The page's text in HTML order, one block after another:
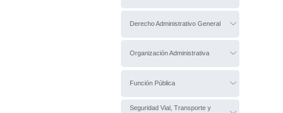
Derecho Administrativo General
Organización Administrativa
Función Pública
Seguridad Vial, Transporte y